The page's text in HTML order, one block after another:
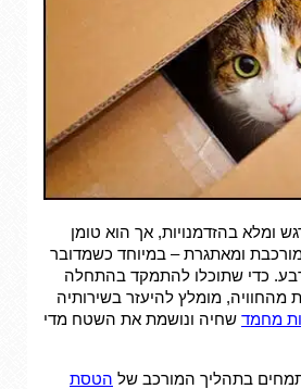
ומלא בהזדמנויות, אך הוא טומן
ומאתגרת – במיוחד כשמדובר
כדי שתוכלו להתמקד בהתחלה
מהחוויה, מומלץ להיעזר בשירותיה
מחמד שחיה ונושמת את השטח מדי
בתהליך המורכב של הטסת